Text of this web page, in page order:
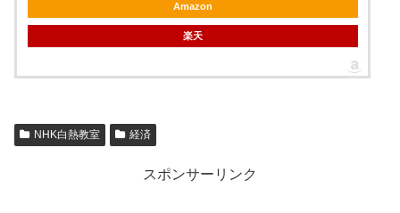
Amazon
楽天
NHK白熱教室 経済
スポンサーリンク